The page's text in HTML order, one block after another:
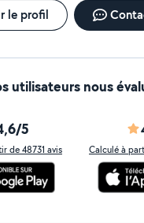
ou pour échanger sur vos
le profil
utilisateurs nous
5
de 48731 avis Calculé à